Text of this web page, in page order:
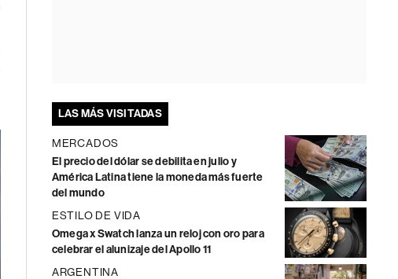
LAS MÁS VISITADAS
MERCADOS
El precio del dólar se debilita en julio y
América Latina tiene la moneda más fuerte
del mundo
ESTILO DE VIDA
Omega x Swatch lanza un reloj con oro para
celebrar el alunizaje del Apollo 11
ARGENTINA